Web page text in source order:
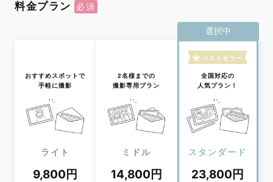
料金プラン
おすすめスポットで
手軽に撮影
ライト
9,800円
2名様までの
撮影専用プラン
ミドル
14,800円
選択中
ベストセラー
全国対応の
人気プラン！
スタンダード
23,800円